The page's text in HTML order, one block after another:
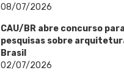
08/07/2026
CAU/BR abre concurso
pesquisas sobre
Brasil
02/07/2026